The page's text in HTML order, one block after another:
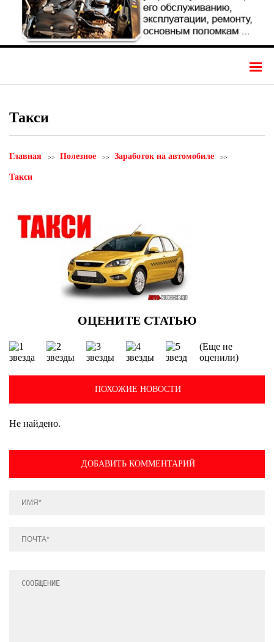
Такси
Главная Полезное Заработок на автомобиле
Такси
(Еще не
оценили)
ПОХОЖИЕ НОВОСТИ
Не найдено.
ДОБАВИТЬ КОММЕНТАРИЙ